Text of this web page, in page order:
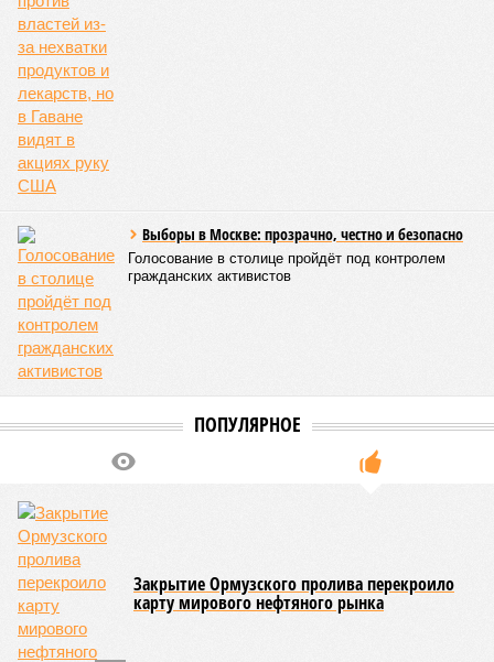
европейская концессия для управления путями, а
доходы от эксплуатации путей будут делиться плюс-
минус в таком же соотношении, как с американцами
(74% – Вашингтону, 26% – Еревану).
Мирослава Регинская, публицист
– Довольно вероятным представляется вариант
развития событий, при котором после ухода РЖД
железные дороги Армении быстро обретут другого
спонсора. Вряд ли Пашинян стал бы провоцировать
РЖД совсем без гарантий. В сущности, это очередной
и привычный уже «слив» России бывшими союзниками.
Потерянные нами сателлиты ищут и обретают
новых хозяев, и никакая благодарность или даже
подаренная от щедрот Российского государства
значительная выгода их в этом не могут остановить.
Юрий Баранчик, политолог
РЖД – в отместку за закрытие российских рынков. Ну
осталось. Вместе с тем, если маленький Пашинян
отожмёт актив большой РЖД в маленькой Армении,
то о какой результативной внешней политике России
можно будет говорить в принципе?
Иван Дмитриев